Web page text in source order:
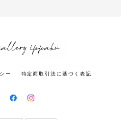
ー 特定商取引法に基づく表記